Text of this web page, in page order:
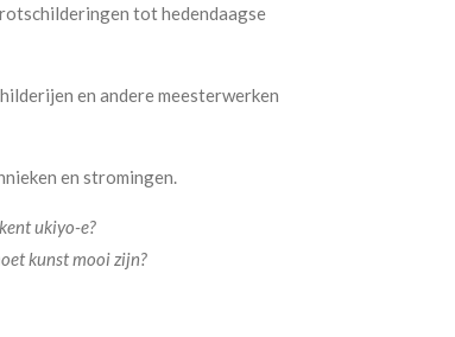
tot hedendaagse
en andere meesterwerken
en stromingen.
ukiyo-e?
kunst mooi zijn?